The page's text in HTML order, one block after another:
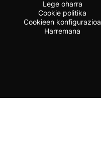
Lege oharra
Cookie politika
Cookieen konfigurazioa
Harremana